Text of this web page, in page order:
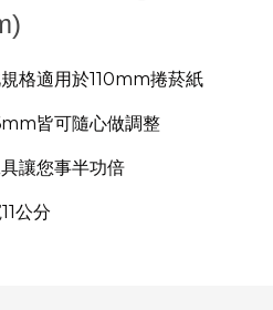
格適用於110mm捲菸紙
皆可隨心做調整
讓您事半功倍
公分